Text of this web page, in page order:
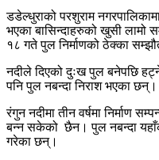
Share
डडेल्धुराको परशुराम
भएका बासिन्दाहरुको खुसी लामो
१८ गते पुल निर्माणको ठेक्का
नदीले दिएको दुःख पुल बनेपछि
पनि पुल नबन्दा निराश भएका छन्।
रंगुन नदीमा तीन वर्षमा निर्माण
बन्‍न सकेको छैन। पुल नबन्दा
गरेका छन्।